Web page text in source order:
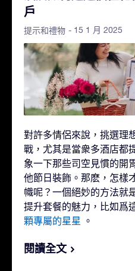
戶
提示和禮物 - 15 1 月 2025
對許多情侶來說，挑選理
戰，尤其是當衆多酒店都
象一下那些司空見慣的開
他節日裝飾。那麽，怎樣
幟呢？一個絕妙的方法就
提升套餐的魅力，比如爲
顆專屬的星星
。
閱讀全文